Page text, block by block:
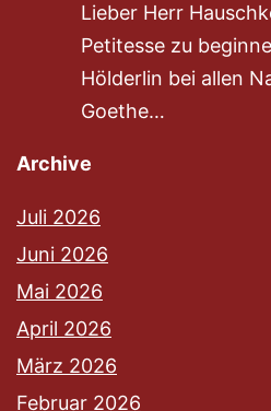
Lieber Herr
Petitesse zu
Hölderlin bei allen
Goethe…
Archive
Juli 2026
Juni 2026
Mai 2026
April 2026
März 2026
Februar 2026